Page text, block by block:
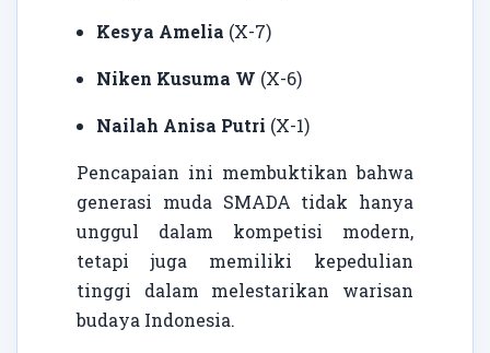
Kesya Amelia (X-7)
Niken Kusuma W (X-6)
Nailah Anisa Putri (X-1)
Pencapaian ini membuktikan bahwa
generasi muda SMADA tidak hanya
unggul dalam kompetisi modern,
tetapi juga memiliki kepedulian
tinggi dalam melestarikan warisan
budaya Indonesia.